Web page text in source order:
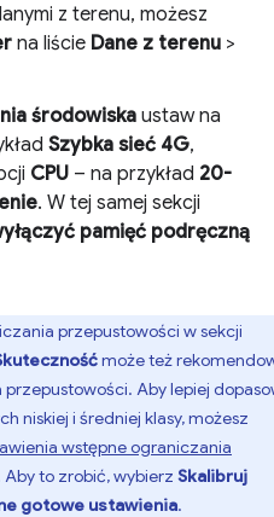
z terenu, możesz
na liście Dane z terenu >
środowiska ustaw na
Szybka sieć 4G,
CPU – na przykład 20-
. W tej samej sekcji
pamięć podręczną
przepustowości w sekcji
może też
Aby lepiej
niskiej i średniej klasy, możesz
wstępne ograniczania
to zrobić, wybierz Skalibruj
gotowe ustawienia.